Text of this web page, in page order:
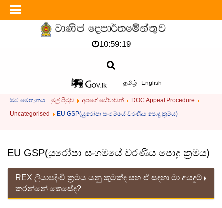
10:59:19
தமிழ் English
ඔබ මෙතැනය: මුල් පිටුව අපගේ සේවාවන්
DOC Appeal Procedure
Uncategorised
EU GSP(යුරෝපා සංගමයේ වරණීය පොදු ක්‍රමය)
EU GSP(යුරෝපා සංගමයේ වරණීය පොදු ක්‍රමය)
REX ලියාපදිංචි ක්‍රමය යනු කුමක්ද සහ ඒ සඳහා මා අයදුම්
කරන්නේ කෙසේද?